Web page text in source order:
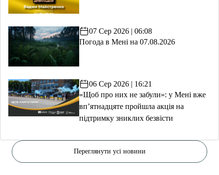
07 Сер 2026 | 06:08
Погода в Мені на 07.08.2026
06 Сер 2026 | 16:21
«Щоб про них не забули»: у Мені вже
вп’ятнадцяте пройшла акція на
підтримку зниклих безвісти
Переглянути усі новини